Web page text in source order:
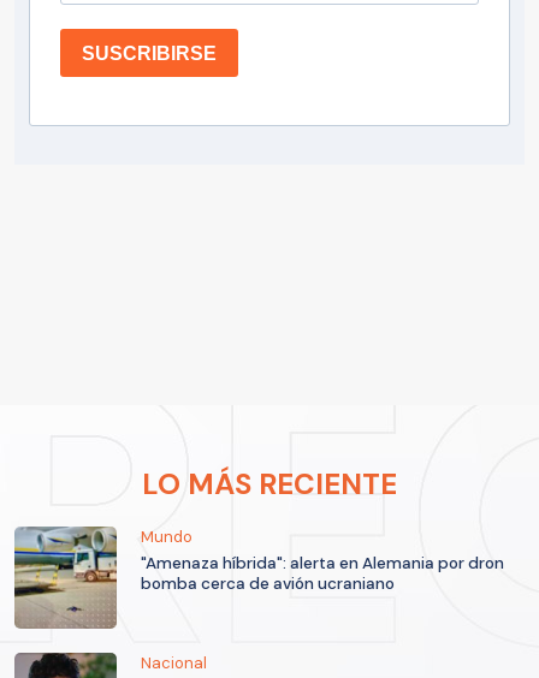
SUSCRIBIRSE
LO MÁS RECIENTE
Mundo
"Amenaza híbrida": alerta en Alemania por dron
bomba cerca de avión ucraniano
Nacional